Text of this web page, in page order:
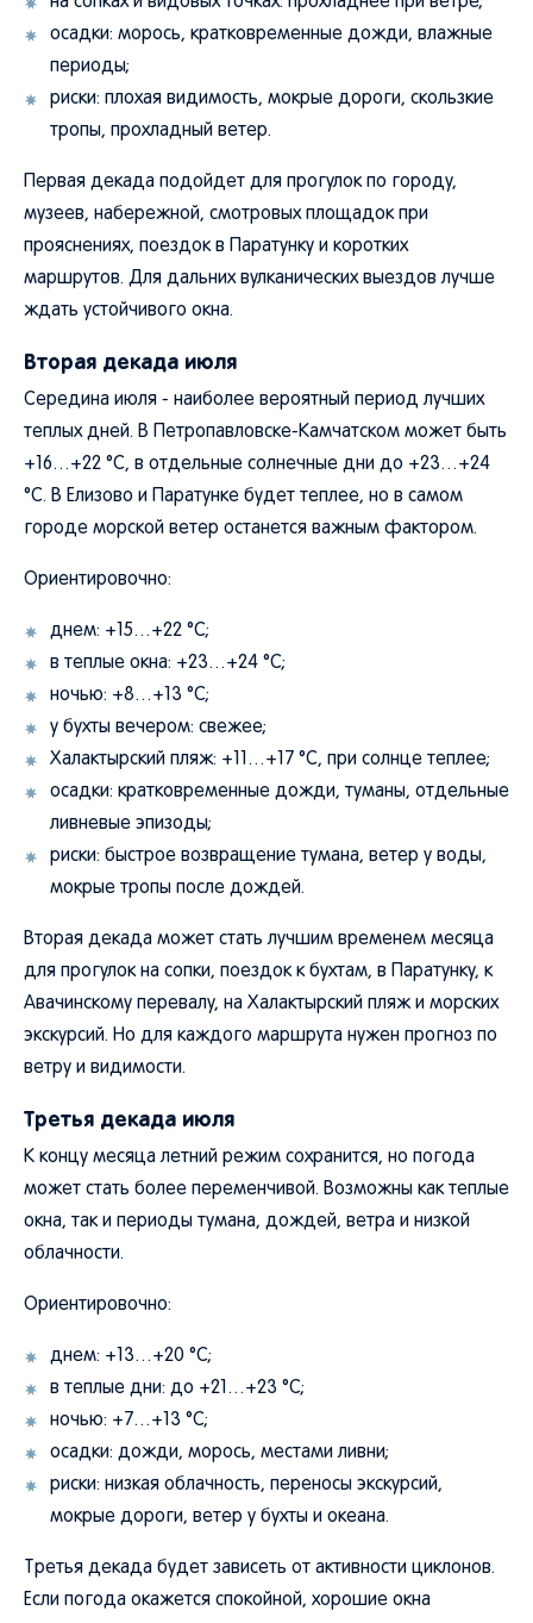
осадки: морось, кратковременные дожди, влажные
периоды;
риски: плохая видимость, мокрые дороги, скользкие
тропы, прохладный ветер.
Первая декада подойдет для прогулок по городу,
музеев, набережной, смотровых площадок при
прояснениях, поездок в Паратунку и коротких
маршрутов. Для дальних вулканических выездов лучше
ждать устойчивого окна.
Вторая декада июля
Середина июля - наиболее вероятный период лучших
теплых дней. В Петропавловске-Камчатском может быть
+16…+22 °C, в отдельные солнечные дни до +23…+24
°C. В Елизово и Паратунке будет теплее, но в самом
городе морской ветер останется важным фактором.
Ориентировочно:
днем: +15…+22 °C;
в теплые окна: +23…+24 °C;
ночью: +8…+13 °C;
у бухты вечером: свежее;
Халактырский пляж: +11…+17 °C, при солнце теплее;
осадки: кратковременные дожди, туманы, отдельные
ливневые эпизоды;
риски: быстрое возвращение тумана, ветер у воды,
мокрые тропы после дождей.
Вторая декада может стать лучшим временем месяца
для прогулок на сопки, поездок к бухтам, в Паратунку, к
Авачинскому перевалу, на Халактырский пляж и морских
экскурсий. Но для каждого маршрута нужен прогноз по
ветру и видимости.
Третья декада июля
К концу месяца летний режим сохранится, но погода
может стать более переменчивой. Возможны как теплые
окна, так и периоды тумана, дождей, ветра и низкой
облачности.
Ориентировочно:
днем: +13…+20 °C;
в теплые дни: до +21…+23 °C;
ночью: +7…+13 °C;
осадки: дожди, морось, местами ливни;
риски: низкая облачность, переносы экскурсий,
мокрые дороги, ветер у бухты и океана.
Третья декада будет зависеть от активности циклонов.
Если погода окажется спокойной, хорошие окна